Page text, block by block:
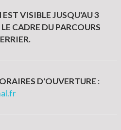
VISIBLE JUSQU'AU 3
CADRE DU PARCOURS
D'OUVERTURE :